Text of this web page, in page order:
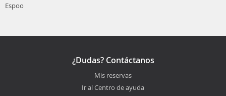
Espoo
¿Dudas? Contáctanos
Mis reservas
Ir al Centro de ayuda